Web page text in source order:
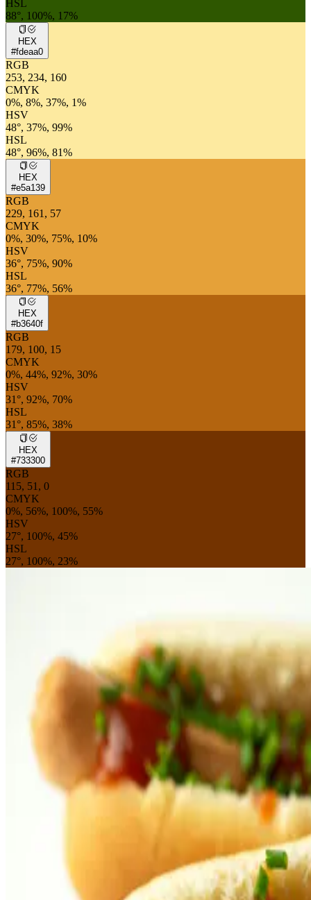
HSL
88°, 100%, 17%
HEX
#fdeaa0
RGB
253, 234, 160
CMYK
0%, 8%, 37%, 1%
HSV
48°, 37%, 99%
HSL
48°, 96%, 81%
HEX
#e5a139
RGB
229, 161, 57
CMYK
0%, 30%, 75%, 10%
HSV
36°, 75%, 90%
HSL
36°, 77%, 56%
HEX
#b3640f
RGB
179, 100, 15
CMYK
0%, 44%, 92%, 30%
HSV
31°, 92%, 70%
HSL
31°, 85%, 38%
HEX
#733300
RGB
115, 51, 0
CMYK
0%, 56%, 100%, 55%
HSV
27°, 100%, 45%
HSL
27°, 100%, 23%